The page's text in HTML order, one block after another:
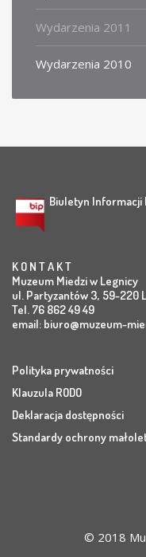
Wydarzenia 2011
Wydarzenia 2010
Biuletyn Informacji
K O N T A K T
Muzeum Miedzi w Legnicy
ul. Partyzantów 3, 59-220
Tel. 76 862 49 49
email: biuro@muzeum-
Polityka prywatności
Klauzula RODO
Deklaracja dostępności
Standardy ochrony
© 2018